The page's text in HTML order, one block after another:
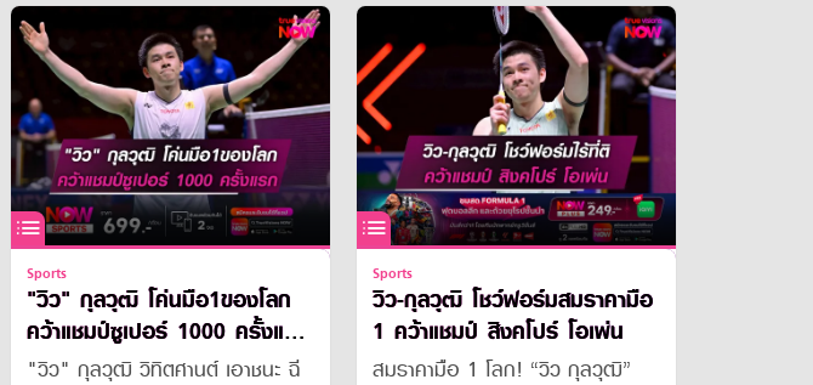
Sports
"วิว" กุลวุฒิ โค่นมือ1ของโลก
คว้าแชมป์ซูเปอร์ 1000 ครั้งแรก
ในชีวิต
"วิว" กุลวุฒิ วิทิตศานต์ เอาชนะ ฉี
Sports
วิว-กุลวุฒิ โชว์ฟอร์มสมราคามือ
1 คว้าแชมป์ สิงคโปร์ โอเพ่น
สมราคามือ 1 โลก! “วิว กุลวุฒิ”